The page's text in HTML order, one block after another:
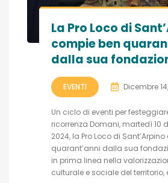
La Pro Loco di
compie ben
dalla sua
EVENTI Dicembre
Un ciclo di eventi per
ricorrenza Domani, martedì 10
2024, la Pro Loco di
quarant’anni dalla sua
in prima linea nella
culturale e sociale del territorio,